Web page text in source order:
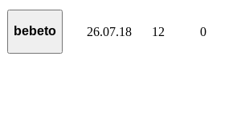
bebeto 26.07.18 12 0